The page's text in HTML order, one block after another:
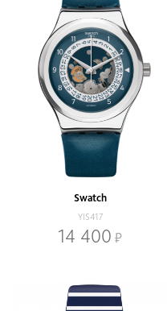
Swatch
YIS417
14 400